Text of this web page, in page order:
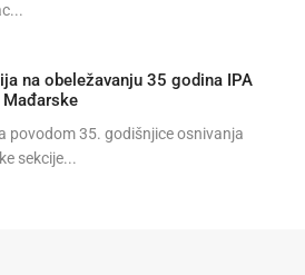
na obeležavanju 35 godina IPA
povodom 35. godišnjice osnivanja
sekcije...